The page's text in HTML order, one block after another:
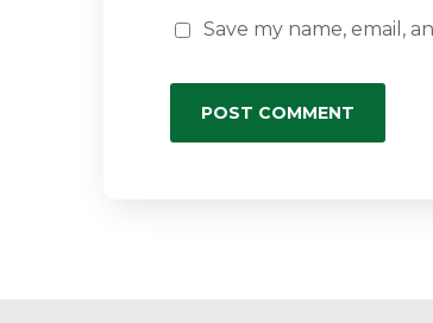
Save my name, email,